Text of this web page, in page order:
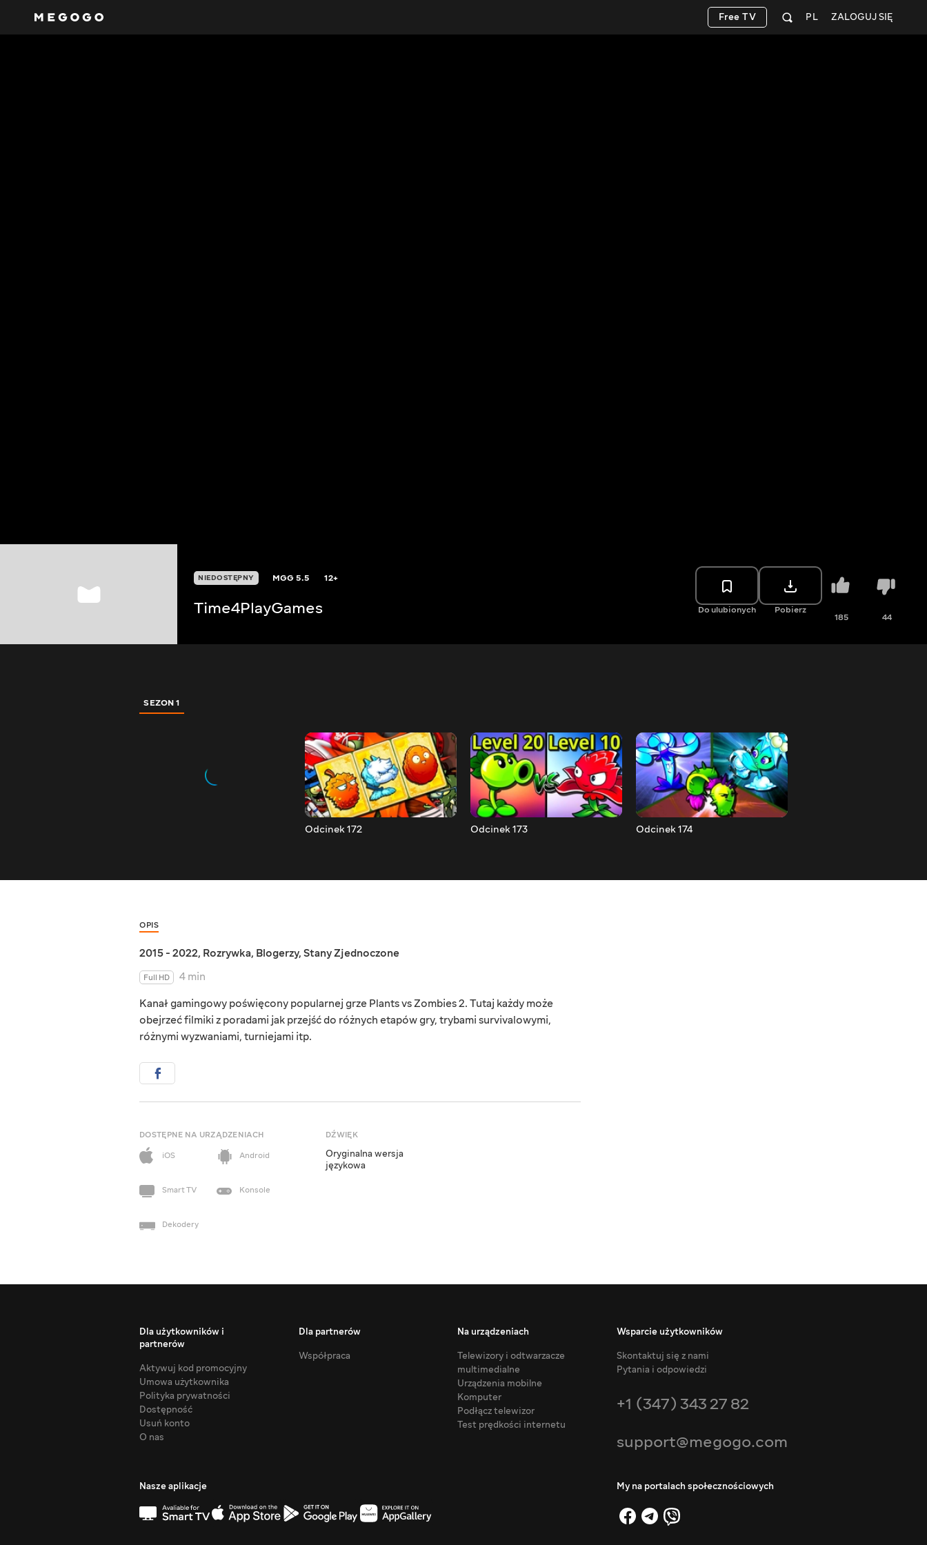
ZALOGUJ SIĘ
PL
Free TV
NIEDOSTĘPNY MGG5.5 12+
Time4PlayGames Do ulubionych Pobierz
185 44
SEZON 1
Odcinek 172 Odcinek 173 Odcinek 174
OPIS
2015 - 2022, Rozrywka, Blogerzy, Stany Zjednoczone
Full HD
4 min
Kanał gamingowy poświęcony popularnej grze Plants vs Zombies 2. Tutaj każdy może
obejrzeć filmiki z poradami jak przejść do różnych etapów gry, trybami survivalowymi,
różnymi wyzwaniami, turniejami itp.
DOSTĘPNE NA URZĄDZENIACH
iOS
Android
Smart TV Konsole
Dekodery
DŹWIĘK
Oryginalna wersja
językowa
Dla użytkowników i
partnerów
Aktywuj kod promocyjny
Umowa użytkownika
Polityka prywatności
Dostępność
Usuń konto
O nas
Dla partnerów
Współpraca
Na urządzeniach
Telewizory i odtwarzacze
multimedialne
Urządzenia mobilne
Komputer
Podłącz telewizor
Test prędkości internetu
Wsparcie użytkowników
Skontaktuj się z nami
Pytania i odpowiedzi
+1 (347) 343 27 82
support@megogo.com
Nasze aplikacje My na portalach społecznościowych